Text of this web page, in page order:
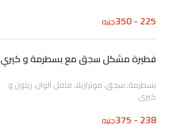
225 - 350 جنيه
فطيرة مشكل سجق مع بسطرمة و كيري
بسطرمة، سجق، موتزاريلا، فلفل الوان، زيتون و
كيري
238 - 375 جنيه